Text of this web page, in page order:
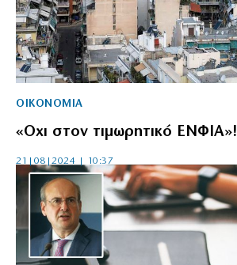
ΟΙΚΟΝΟΜΙΑ
«Οχι στον τιμωρητικό ΕΝΦΙΑ»!
21|08|2024 | 10:37